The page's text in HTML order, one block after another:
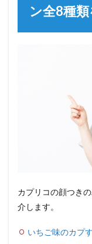
ン全8種
カプリコの顔つき
介します。
いちご味のカプ